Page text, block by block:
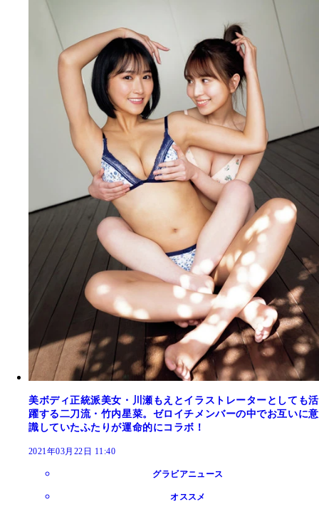
美ボディ正統派美女・川瀬もえとイラストレーターとしても活
躍する二刀流・竹内星菜。ゼロイチメンバーの中でお互いに意
識していたふたりが運命的にコラボ！
2021年03月22日 11:40
グラビアニュース
オススメ